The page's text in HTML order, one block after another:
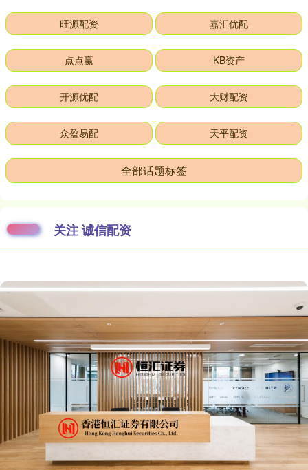
旺源配资 嘉汇优配
点点赢 KB资产
开源优配 大财配资
众盈易配 天平配资
全部话题标签
关注 诚信配资